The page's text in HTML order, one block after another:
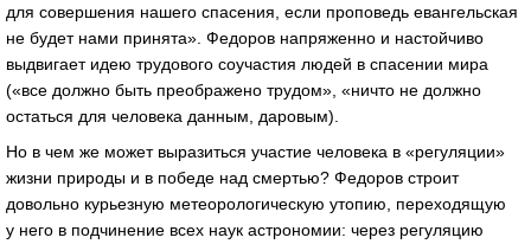
для совершения нашего спасения, если проповедь евангельская
не будет нами принята». Федоров напряженно и настойчиво
выдвигает идею трудового соучастия людей в спасении мира
(«все должно быть преображено трудом», «ничто не должно
остаться для человека данным, даровым).
Но в чем же может выразиться участие человека в «регуляции»
жизни природы и в победе над смертью? Федоров строит
довольно курьезную метеорологическую утопию, переходящую
у него в подчинение всех наук астрономии: через регуляцию